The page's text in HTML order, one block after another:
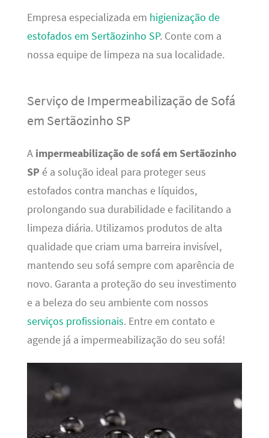
Empresa especializada em higienização de
estofados em Sertãozinho SP. Conte com a
nossa equipe de limpeza na sua localidade.
Serviço de Impermeabilização de Sofá
em Sertãozinho SP
A impermeabilização de sofá em Sertãozinho
SP é a solução ideal para proteger seus
estofados contra manchas e líquidos,
prolongando sua durabilidade e facilitando a
limpeza diária. Utilizamos produtos de alta
qualidade que criam uma barreira invisível,
mantendo seu sofá sempre com aparência de
novo. Garanta a proteção do seu investimento
e a beleza do seu ambiente com nossos
serviços profissionais. Entre em contato e
agende já a impermeabilização do seu sofá!